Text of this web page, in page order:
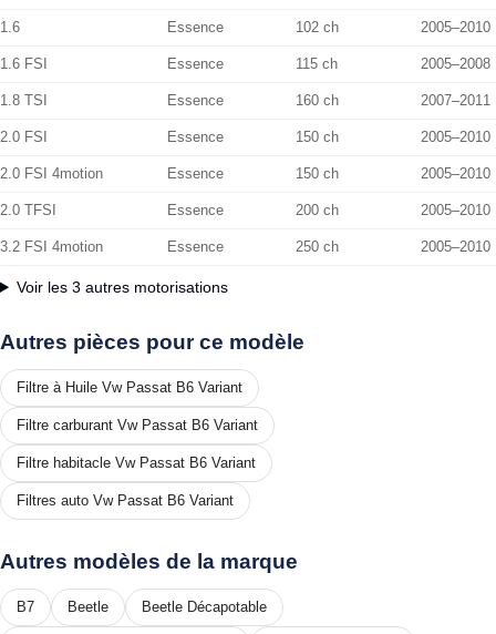
1.6 Essence 102 ch 2005–2010
1.6 FSI Essence 115 ch 2005–2008
1.8 TSI Essence 160 ch 2007–2011
2.0 FSI Essence 150 ch 2005–2010
2.0 FSI 4motion Essence 150 ch 2005–2010
2.0 TFSI Essence 200 ch 2005–2010
3.2 FSI 4motion Essence 250 ch 2005–2010
Voir les 3 autres motorisations
Autres pièces pour ce modèle
Filtre à Huile Vw Passat B6 Variant
Filtre carburant Vw Passat B6 Variant
Filtre habitacle Vw Passat B6 Variant
Filtres auto Vw Passat B6 Variant
Autres modèles de la marque
B7 Beetle Beetle Décapotable